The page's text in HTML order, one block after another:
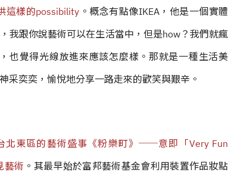
這樣的possibility 。概念有點像IKEA，他是一個實體
我跟你說藝術可以在生活當中，但是how？我們就瘋
也覺得光線放進來應該怎麼樣。那就是一種生活美
采奕奕，愉悅地分享一路走來的歡笑與艱辛。
北東區的藝術盛事《粉樂町》──意即「Very Fun
藝術 。其最早始於富邦藝術基金會利用裝置作品妝點